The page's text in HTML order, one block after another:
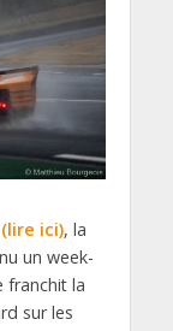
ici), la
un week-
franchit la
sur les